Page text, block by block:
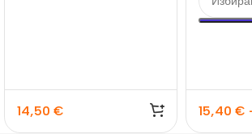
14,50 € 15,40 €